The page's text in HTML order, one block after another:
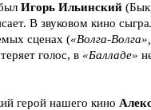
Игорь Ильинский
В звуковом кино
сценах («Волга-Волга»,
голос, в «Балладе»
герой нашего кино